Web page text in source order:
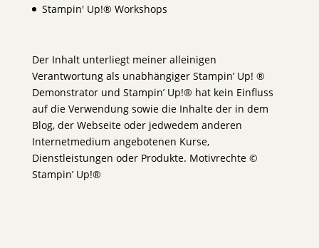
Stampin' Up!® Workshops
Der Inhalt unterliegt meiner alleinigen
Verantwortung als unabhängiger Stampin’ Up! ®
Demonstrator und Stampin’ Up!® hat kein Einfluss
auf die Verwendung sowie die Inhalte der in dem
Blog, der Webseite oder jedwedem anderen
Internetmedium angebotenen Kurse,
Dienstleistungen oder Produkte. Motivrechte ©
Stampin’ Up!®